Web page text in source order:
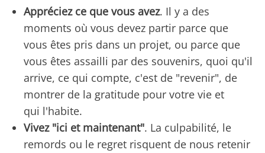
Appréciez ce que vous avez. Il y a des
moments où vous devez partir parce que
vous êtes pris dans un projet, ou parce que
vous êtes assailli par des souvenirs, quoi qu'il
arrive, ce qui compte, c'est de "revenir", de
montrer de la gratitude pour votre vie et
qui l'habite.
Vivez "ici et maintenant". La culpabilité, le
remords ou le regret risquent de nous retenir